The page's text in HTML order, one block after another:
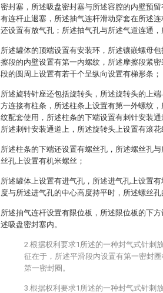
密封塞，所述吸盘密封塞与所述容腔的内壁预
有连杆止退塞，所述抽气连杆滑动穿套在所述
还设置有放气孔；所述抽气孔与所述气道连通，
所述罐体的顶端设置有安装环，所述镶嵌螺母
擦段的内壁设置有第一内螺纹，所述摩擦段紧
段的圆周上设置有若干个呈纵向设置有梯形条；
所述旋转针座还包括旋转头，所述旋转头的上
方连接有柱条，所述柱条上设置有第一外螺纹
纹配套使用，所述柱条的下端设置有刺针安装
所述刺针安装通道上，所述旋转头上设置有滚花
所述柱条的下端还设置有螺丝孔，所述螺丝孔
丝孔上设置有机米螺丝；
所述罐体上设置有进气孔，所述进气孔上设置
度与所述进气孔的中心高度持平时，所述螺丝孔
所述抽气连杆设置有限位板，所述限位板的下
述吸盘密封塞内。
2.根据权利要求1所述的一种封气式针刺
征在于，所述平滑段内设置有第一密封
第一密封圈。
3.根据权利要求1所述的一种封气式针刺